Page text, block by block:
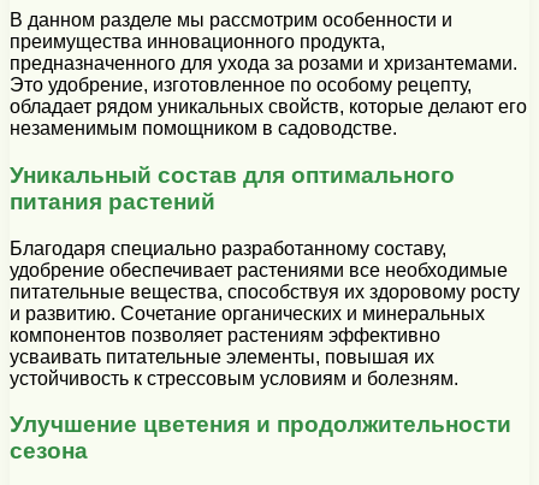
В данном разделе мы рассмотрим особенности и
преимущества инновационного продукта,
предназначенного для ухода за розами и хризантемами.
Это удобрение, изготовленное по особому рецепту,
обладает рядом уникальных свойств, которые делают его
незаменимым помощником в садоводстве.
Уникальный состав для оптимального
питания растений
Благодаря специально разработанному составу,
удобрение обеспечивает растениями все необходимые
питательные вещества, способствуя их здоровому росту
и развитию. Сочетание органических и минеральных
компонентов позволяет растениям эффективно
усваивать питательные элементы, повышая их
устойчивость к стрессовым условиям и болезням.
Улучшение цветения и продолжительности
сезона